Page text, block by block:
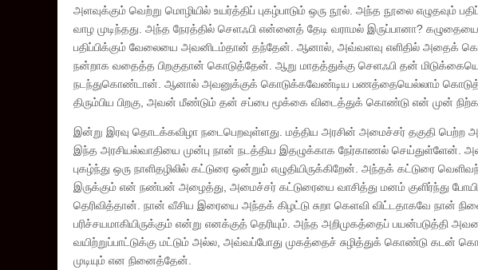
அளவுக்கும் வெற்று மொழியில் உயர்த்திப் புகழ்பாடும் ஒரு நூல். அந்த நூலை எழுதவும்
வாழ முடிந்தது. அந்த நேரத்தில் செளஃபி என்னைத் தேடி வராமல் இருப்பானா?
பதிப்பிக்கும் வேலையை அவனிடம்தான் தந்தேன். ஆனால், அவ்வளவு எளிதில் அதைக்
நன்றாக வதைத்த பிறகுதான் கொடுத்தேன். ஆறு மாதத்துக்கு செளஃபி தன்
நடந்துகொண்டான். ஆனால் அவனுக்குக் கொடுக்கவேண்டிய பணத்தையெல்லாம் கொடுத்து
திரும்பிய பிறகு, அவன் மீண்டும் தன் சப்பை மூக்கை விடைத்துக் கொண்டு என் முன்
இன்று இரவு தொடக்கவிழா நடைபெறவுள்ளது. மத்திய அரசின் அமைச்சர் தகுதி பெற்ற
இந்த அரசியல்வாதியை முன்பு நான் நடத்திய இதழுக்காக நேர்காணல் செய்துள்ளேன்.
புகழ்ந்து ஒரு நாளிதழிலில் கட்டுரை ஒன்றும் எழுதியிருக்கிறேன். அந்தக் கட்டுரை
இருக்கும் என் நண்பன் அழைத்து, அமைச்சர் கட்டுரையை வாசித்து மனம் குளிர்ந்து
தெரிவித்தான். நான் வீசிய இரையை அந்தக் கிழட்டு சுறா கெளவி விட்டதாகவே நான்
பரிச்சயமாகியிருக்கும் என்று எனக்குத் தெரியும். அந்த அறிமுகத்தைப் பயன்படுத்தி
வயிற்றுப்பாட்டுக்கு மட்டும் அல்ல, அவ்வப்போது முகத்தைச் சுழித்துக் கொண்டு கடன்
முடியும் என நினைத்தேன்.